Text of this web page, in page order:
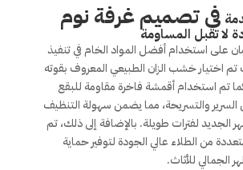
فى تصميم غرفة نوم
لا تقبل المساومة
على استخدام أفضل المواد الخام في تنفيذ
اختيار خشب الزان الطبيعي المعروف بقوته
تم استخدام أقمشة فاخرة مقاومة للبقع
السرير والتسريحة، مما يضمن سهولة التنظيف
الجديد لفترات طويلة. بالإضافة إلى ذلك، تم
من الطلاء عالي الجودة لتوفير حماية
الجمالي للأثاث.